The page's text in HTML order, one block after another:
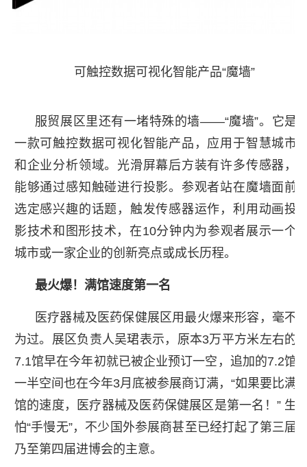
可触控数据可视化智能产品“魔墙”
服贸展区里还有一堵特殊的墙——“魔墙”。它是
一款可触控数据可视化智能产品，应用于智慧城市
和企业分析领域。光滑屏幕后方装有许多传感器，
能够通过感知触碰进行投影。参观者站在魔墙面前
选定感兴趣的话题，触发传感器运作，利用动画投
影技术和图形技术，在10分钟内为参观者展示一个
城市或一家企业的创新亮点或成长历程。
最火爆！满馆速度第一名
医疗器械及医药保健展区用最火爆来形容，毫不
为过。展区负责人吴珺表示，原本3万平方米左右的
7.1馆早在今年初就已被企业预订一空，追加的7.2馆
一半空间也在今年3月底被参展商订满，“如果要比满
馆的速度，医疗器械及医药保健展区是第一名！” 生
怕“手慢无”，不少国外参展商甚至已经打起了第三届
乃至第四届进博会的主意。